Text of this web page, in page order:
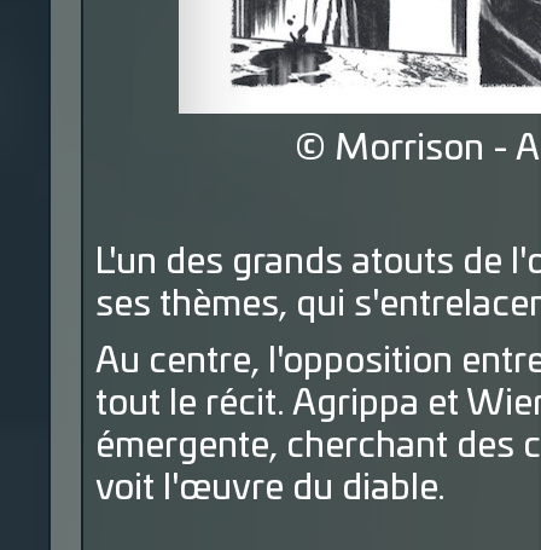
© Morrison -
L'un des grands atouts de
ses thèmes, qui
Au centre, l'opposition
tout le récit. Agrippa et
émergente, cherchant des
voit l'œuvre du diable.